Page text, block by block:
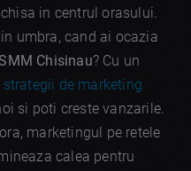
in centrul orasului.
umbra, cand ai ocazia
SMM Chisinau? Cu un
strategii de marketing
si poti creste vanzarile.
marketingul pe retele
calea pentru